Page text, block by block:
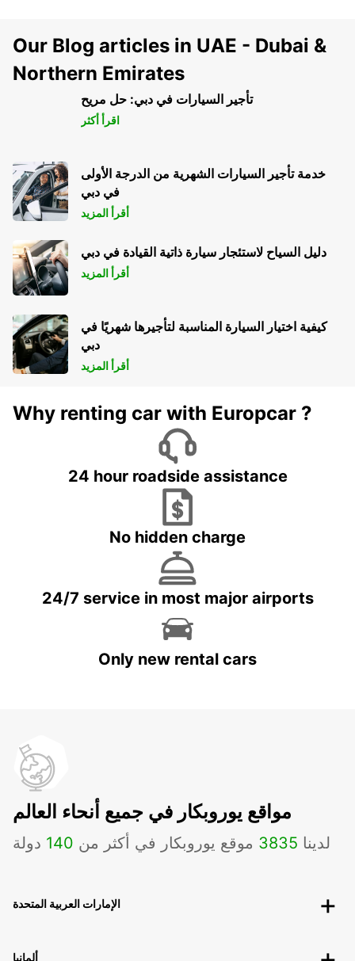
Our Blog articles in UAE - Dubai &
Northern Emirates
تأجير السيارات في دبي: حل مريح
اقرأ أكثر
خدمة تأجير السيارات الشهرية من الدرجة الأولى
في دبي
أقرأ المزيد
دليل السياح لاستئجار سيارة ذاتية القيادة في دبي
أقرأ المزيد
كيفية اختيار السيارة المناسبة لتأجيرها شهريًا في
دبي
أقرأ المزيد
Why renting car with Europcar ?
24 hour roadside assistance
No hidden charge
24/7 service in most major airports
Only new rental cars
مواقع يوروبكار في جميع أنحاء العالم
لدينا 3835 موقع يوروبكار في أكثر من 140 دولة
الإمارات العربية المتحدة
ألمانيا